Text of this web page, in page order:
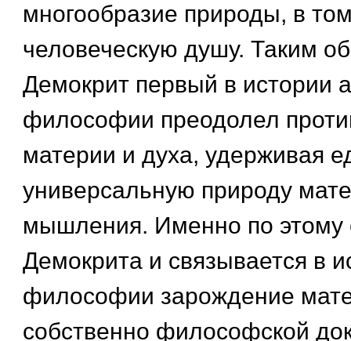
многообразие природы, в
человеческую душу. Таким
Демокрит первый в истории
философии преодолел
материи и духа, удерживая
универсальную природу
мышления. Именно по этому
Демокрита и связывается в
философии зарождение
собственно философской